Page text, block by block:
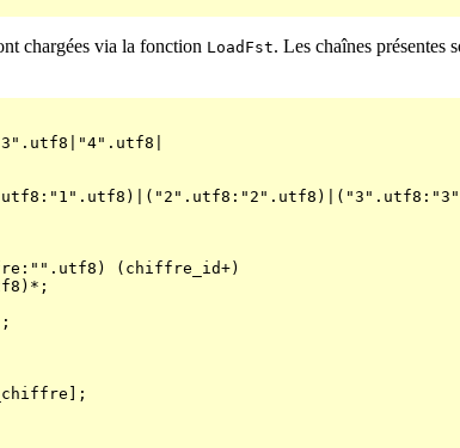
chargées via la fonction LoadFst. Les chaînes présentes
(chiffre_id+)